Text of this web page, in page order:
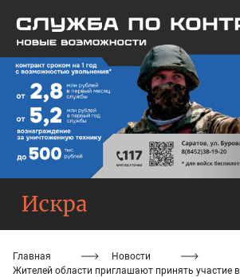
Главная
Новости
Жителей области приглашают принять участие